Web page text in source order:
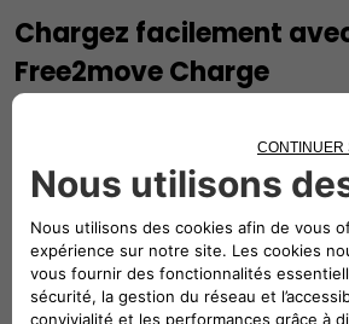
Chargez facilement
Free2move Charge
bornes de recharge testées et
une compatibilité parfaite avec tous
électriques Fiat.